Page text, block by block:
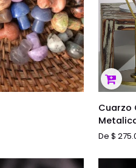
Cuarzo
Cristal
con
Cuarzo
De $